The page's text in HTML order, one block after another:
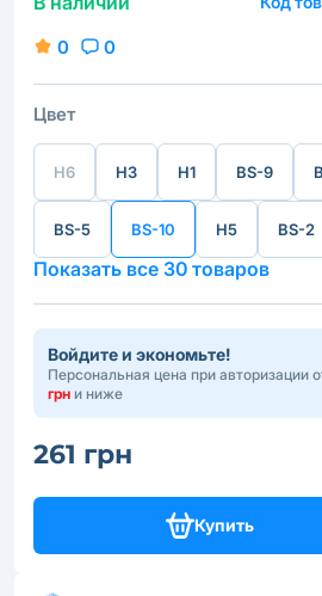
0 0
Цвет
H6 H3 H1 BS-9
BS-5 BS-10 H5 BS-2
Показать все 30 товаров
Войдите и экономьте!
Персональная цена при авторизации
грн и ниже
261 грн
Купить